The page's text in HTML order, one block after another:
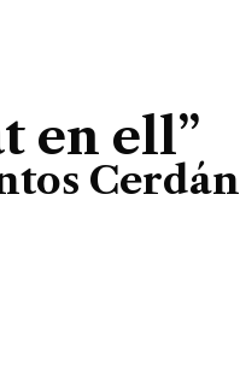
en ell”
Cerdán